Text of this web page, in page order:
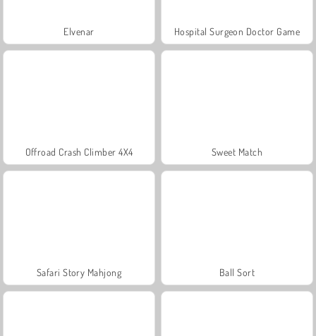
Elvenar Hospital Surgeon Doctor Game
Offroad Crash Climber 4X4 Sweet Match
Safari Story Mahjong Ball Sort